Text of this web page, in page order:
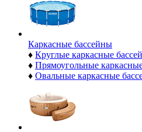
Каркасные бассейны
♦ Круглые каркасные
♦ Прямоугольные
♦ Овальные каркасные